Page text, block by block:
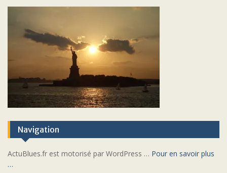
Navigation
ActuBlues.fr est motorisé par WordPress … Pour en savoir plus
…